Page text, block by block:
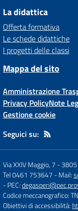
La didattica
Offerta formativa
Le schede didattiche
I progetti delle classi
Mappa del sito
Amministrazione
Privacy PolicyNote
Gestione cookie
Seguici su:
Via XXIV Maggio, 7 -
Tel 0461 753647 - Mail:
- PEC:
Codice meccanografico:
Obiettivi di accessibilità: